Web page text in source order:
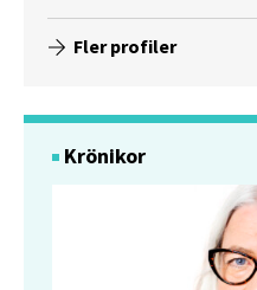
Fler profiler
Krönikor